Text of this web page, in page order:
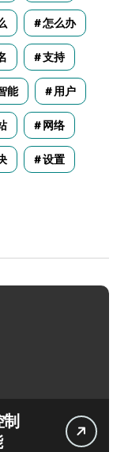
怎么办
支持
能 用户
网络
设置
制